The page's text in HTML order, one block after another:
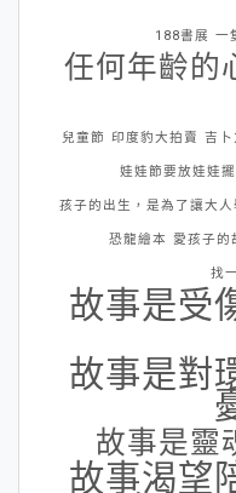
188書展 一
任何年齡的
兒童節 印度豹大拍賣 吉卜
娃娃節要放娃娃
孩子的出生，是為了讓大人
恐龍繪本 愛孩子的
找
故事是受
故事是對
故事是靈
故事渴望